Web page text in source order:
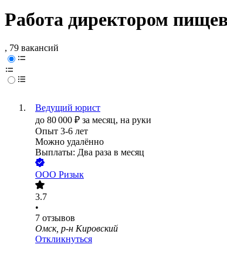
Работа директором
, 79 вакансий
Ведущий юрист
до 80 000 ₽ за месяц, на руки
Опыт 3-6 лет
Можно удалённо
Выплаты: Два раза в месяц
ООО Ризык
3.7
•
7 отзывов
Омск, р-н Кировский
Откликнуться